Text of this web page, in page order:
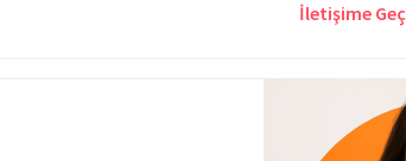
İletişime Geç